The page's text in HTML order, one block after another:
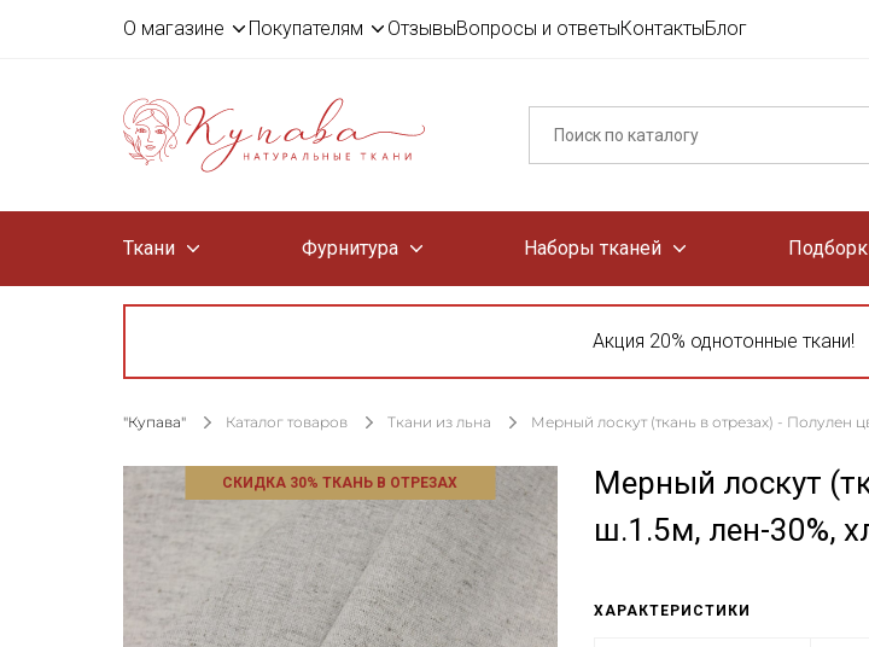
О магазине Покупателям ОтзывыВопросы и ответыКонтактыБлог
Ткани Фурнитура Наборы тканей
Акция 20% однотонные ткани!
"Купава" Каталог товаров Ткани из льна Мерный лоскут (ткань в отрезах) - Полулен
СКИДКА 30% ТКАНЬ В ОТРЕЗАХ
Мерный лоскут
ш.1.5м, лен-30%,
ХАРАКТЕРИСТИКИ